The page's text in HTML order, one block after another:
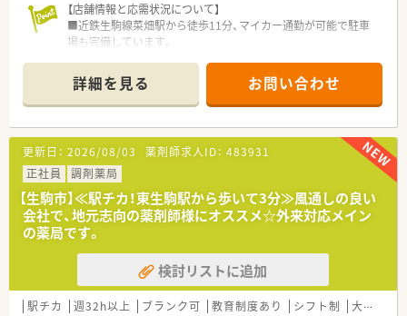
【店舗情報と応需状況について】
■近鉄生駒線菜畑駅から徒歩11分、マイカー通勤が可能で駐車
場も完備しています。
に対応しています。
■在宅業務（居宅・施設）に注力しており、計250名の患者様に対
応する地域密着型の薬局です。
【法人特徴について】
■奈良県生駒市を中心に3店舗を展開し、東大阪市にも新規出店
するなど成長中の企業です。
■「処方箋調剤」「OTC販売」「在宅医療」の3本柱で、地域のかか
りつけ薬局として信頼されています。
■社員のやりたいことを尊重する社風で、明確なキャリアパス制
度により年収1,000万円も目指せます。
【求人情報について】
■年収はご経験やスキルを考慮し、500万円から600万円の範囲
で決定させていただきます。
詳細を見る お問い合わせ
更新日： 2026/08/03 薬剤師求人ID： 483931
正社員
調剤薬局
【生駒市】≪駅チカ！東生駒駅から歩いて3分≫風通しの良い
会社で、地元志向の薬剤師様にオススメ☆外来対応メイン
の薬局です。
検討リストに追加
駅チカ 週32h以上 ブランク可 教育制度あり シフト制 大手チェーン以外